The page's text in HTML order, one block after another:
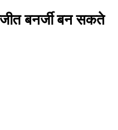
बनर्जी बन सकते